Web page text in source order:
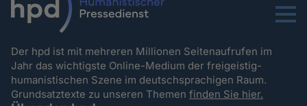
Menu
Der hpd ist mit mehreren Millionen Seitenaufrufen im
Jahr das wichtigste Online-Medium der freigeistig-
humanistischen Szene im deutschsprachigen Raum.
Grundsatztexte zu unseren Themenfinden Sie hier.